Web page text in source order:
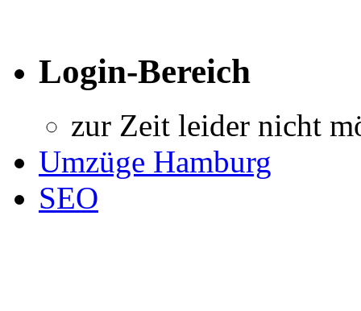
Login-Bereich
zur Zeit leider nicht
Umzüge Hamburg
SEO